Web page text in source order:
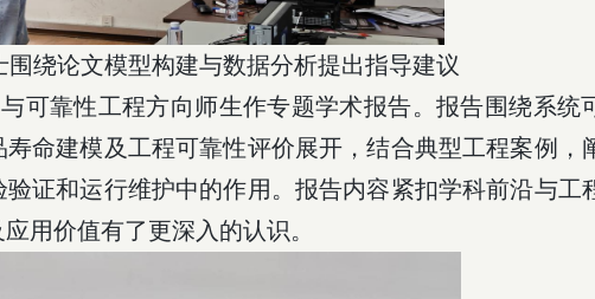
围绕论文模型构建与数据分析提出指导建议
可靠性工程方向师生作专题学术报告。报告围绕系统
命建模及工程可靠性评价展开，结合典型工程案例，
证和运行维护中的作用。报告内容紧扣学科前沿与工
用价值有了更深入的认识。